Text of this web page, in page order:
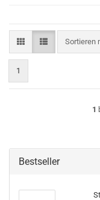
Sortieren
Sortieren
1
1
Bestseller